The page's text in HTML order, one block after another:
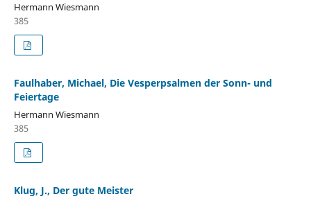
Hermann Wiesmann
385
Faulhaber, Michael, Die Vesperpsalmen der Sonn- und
Feiertage
Hermann Wiesmann
385
Klug, J., Der gute Meister